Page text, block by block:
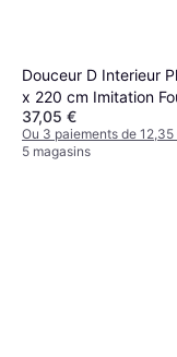
Douceur D Interieur
x 220 cm Imitation
Antarctique Gris
37,05 €
Ou 3 paiements de 12,35
5 magasins